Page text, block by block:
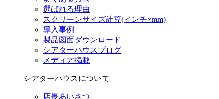
選ばれる理由
スクリーンサイズ計算(インチ×mm)
導入事例
製品図面ダウンロード
シアターハウスブログ
メディア掲載
シアターハウスについて
店長あいさつ